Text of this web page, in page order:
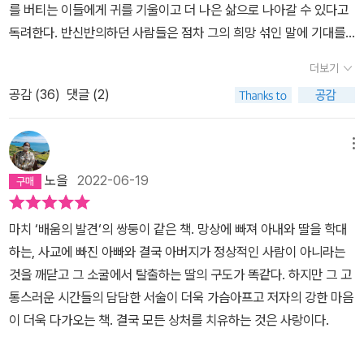
를 버티는 이들에게 귀를 기울이고 더 나은 삶으로 나아갈 수 있다고
독려한다. 반신반의하던 사람들은 점차 그의 희망 섞인 말에 기대를
에 가득 차 있던 이들은 냉혹한 현실에 직면해 꿈꾸던 삶과 현실의 간
극 (間隙) 만큼의 충격을 안고 이전보다 더 밑바닥으로 추락한다. '때
론 희망도 어떤 이들에겐 독(毒)이 된다.“ 고리끼의 희곡 <밑바닥에
서>는 희망과 절망에 관한 이야기다. 희망의 상징으로 등장하는 노인
'루카'는 절망에 빠진 이들의 이야기를 들어주고 공감하면서 궁극적으
로 이들에게 더 나은 삶에 대한 희망을 불어넣는다. 하지만 희망은 어
떤 상황에서도, 그 누구에게나 필요한 것일까? 그 형태와 방식에 있
어서 저마다 차이가 있을 수 있어도 힘든 현실에서 공감과 위로는 누
구에게나 절실히 필요한 것이다. <밑바닥에서>는 이에 동의하면서도
'희망'의 무게와 진정성에 대한 문제제기를 하고 있다. 희망은 ‘절망을
버텨내는 동력‘이 될 수 있는 반면 절망의 늪에 더 깊숙히 빠져 헤어나
올 수 없게 만드는 ‘무책임한 거짓‘이 되기도 한다는 사실 말이다. 희
더보기
공감 (36) 댓글 (2)
노을 2022-06-19
마치 ‘배움의 발견‘의 쌍둥이 같은 책. 망상에 빠져 아내와 딸을 학대
하는, 사교에 빠진 아빠와 결국 아버지가 정상적인 사람이 아니라는
것을 깨닫고 그 소굴에서 탈출하는 딸의 구도가 똑같다. 하지만 그 고
통스러운 시간들의 담담한 서술이 더욱 가슴아프고 저자의 강한 마음
이 더욱 다가오는 책. 결국 모든 상처를 치유하는 것은 사랑이다.